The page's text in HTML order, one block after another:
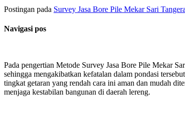
Postingan pada Survey Jasa Bore Pile Mekar Sari
Navigasi pos
Pada pengertian Metode Survey Jasa Bore Pile Mekar
sehingga mengakibatkan kefatalan dalam pondasi
tingkat getaran yang rendah cara ini aman dan mudah
menjaga kestabilan bangunan di daerah lereng.